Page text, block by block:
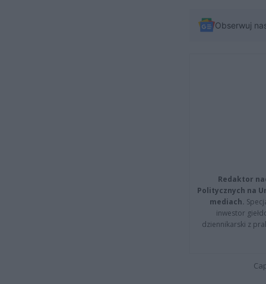
Obserwuj
Redaktor
Politycznych na
mediach.
inwestor
dziennikarski z